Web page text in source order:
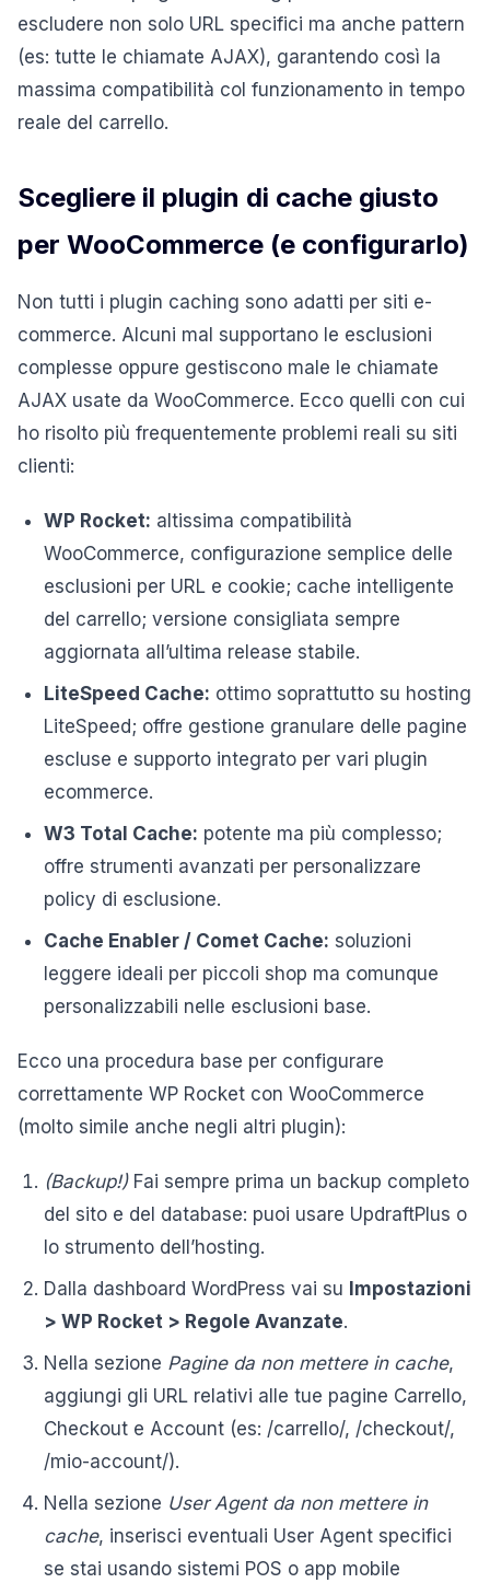
escludere non solo URL specifici ma anche pattern
(es: tutte le chiamate AJAX), garantendo così la
massima compatibilità col funzionamento in tempo
reale del carrello.
Scegliere il plugin di cache giusto
per WooCommerce (e configurarlo)
Non tutti i plugin caching sono adatti per siti e-
commerce. Alcuni mal supportano le esclusioni
complesse oppure gestiscono male le chiamate
AJAX usate da WooCommerce. Ecco quelli con cui
ho risolto più frequentemente problemi reali su siti
clienti:
WP Rocket: altissima compatibilità
WooCommerce, configurazione semplice delle
esclusioni per URL e cookie; cache intelligente
del carrello; versione consigliata sempre
aggiornata all’ultima release stabile.
LiteSpeed Cache: ottimo soprattutto su hosting
LiteSpeed; offre gestione granulare delle pagine
escluse e supporto integrato per vari plugin
ecommerce.
W3 Total Cache: potente ma più complesso;
offre strumenti avanzati per personalizzare
policy di esclusione.
Cache Enabler / Comet Cache: soluzioni
leggere ideali per piccoli shop ma comunque
personalizzabili nelle esclusioni base.
Ecco una procedura base per configurare
correttamente WP Rocket con WooCommerce
(molto simile anche negli altri plugin):
(Backup!)Fai sempre prima un backup completo
del sito e del database: puoi usare UpdraftPlus o
lo strumento dell’hosting.
Dalla dashboard WordPress vai su Impostazioni
> WP Rocket > Regole Avanzate.
Nella sezione Pagine da non mettere in cache,
aggiungi gli URL relativi alle tue pagine Carrello,
Checkout e Account (es: /carrello/, /checkout/,
/mio-account/).
Nella sezione User Agent da non mettere in
cache, inserisci eventuali User Agent specifici
se stai usando sistemi POS o app mobile